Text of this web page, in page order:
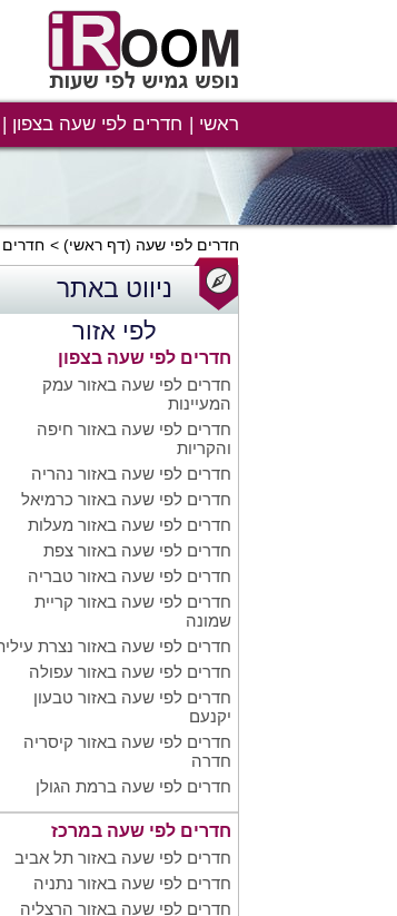
ראשי חדרים לפי שעה בצפון
חדרים לפי שעה (דף ראשי) חדרים
ניווט באתר
לפי אזור
חדרים לפי שעה בצפון
חדרים לפי שעה באזור עמק
המעיינות
חדרים לפי שעה באזור חיפה
והקריות
חדרים לפי שעה באזור נהריה
חדרים לפי שעה באזור כרמיאל
חדרים לפי שעה באזור מעלות
חדרים לפי שעה באזור צפת
חדרים לפי שעה באזור טבריה
חדרים לפי שעה באזור קריית
שמונה
חדרים לפי שעה באזור נצרת
חדרים לפי שעה באזור עפולה
חדרים לפי שעה באזור טבעון
יקנעם
חדרים לפי שעה באזור קיסריה
חדרה
חדרים לפי שעה ברמת הגולן
חדרים לפי שעה במרכז
חדרים לפי שעה באזור תל אביב
חדרים לפי שעה באזור נתניה
חדרים לפי שעה באזור הרצליה